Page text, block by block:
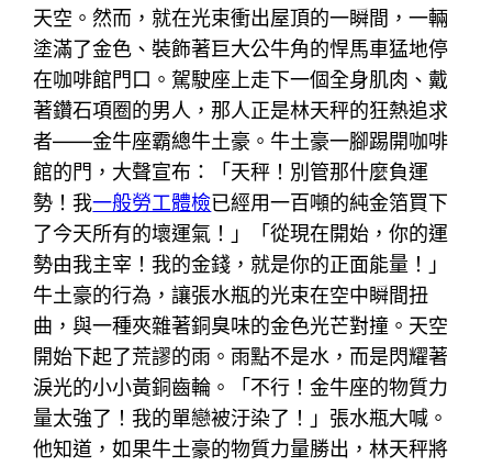
天空。然而，就在光束衝出屋頂的一瞬間，一輛
塗滿了金色、裝飾著巨大公牛角的悍馬車猛地停
在咖啡館門口。駕駛座上走下一個全身肌肉、戴
著鑽石項圈的男人，那人正是林天秤的狂熱追求
者——金牛座霸總牛土豪。牛土豪一腳踢開咖啡
館的門，大聲宣布：「天秤！別管那什麼負運
勢！我一般勞工體檢已經用一百噸的純金箔買下
了今天所有的壞運氣！」「從現在開始，你的運
勢由我主宰！我的金錢，就是你的正面能量！」
牛土豪的行為，讓張水瓶的光束在空中瞬間扭
曲，與一種夾雜著銅臭味的金色光芒對撞。天空
開始下起了荒謬的雨。雨點不是水，而是閃耀著
淚光的小小黃銅齒輪。「不行！金牛座的物質力
量太強了！我的單戀被汙染了！」張水瓶大喊。
他知道，如果牛土豪的物質力量勝出，林天秤將